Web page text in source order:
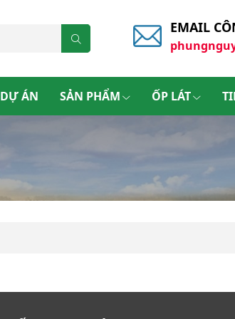
EMAIL
DỰ ÁN SẢN PHẨM ỐP LÁT